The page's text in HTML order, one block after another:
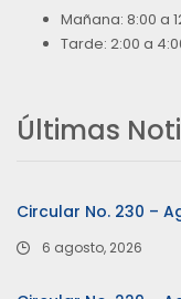
Mañana: 8:00 a
Tarde: 2:00 a
Últimas
Circular No. 230 –
6 agosto, 2026